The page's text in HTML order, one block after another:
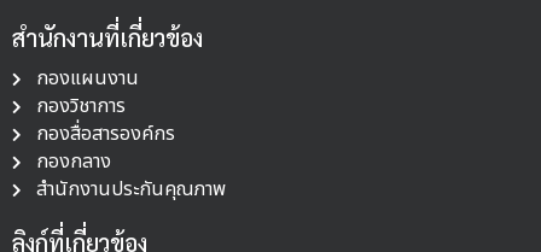
สำนักงานที่เกี่ยวข้อง
กองแผนงาน
กองวิชาการ
กองสื่อสารองค์กร
กองกลาง
สำนักงานประกันคุณภาพ
ลิงก์ที่เกี่ยวข้อง